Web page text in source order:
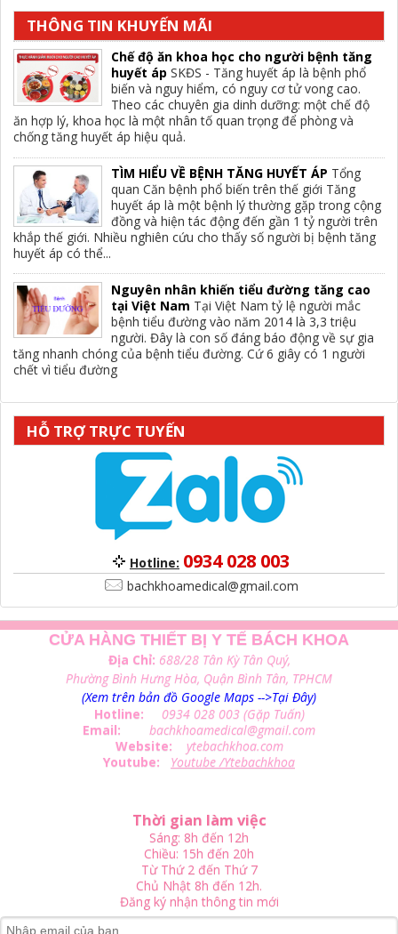
THÔNG TIN KHUYẾN MÃI
Chế độ ăn khoa học cho người bệnh tăng
huyết áp SKĐS - Tăng huyết áp là bệnh phổ
biến và nguy hiểm, có nguy cơ tử vong cao.
Theo các chuyên gia dinh dưỡng: một chế độ
ăn hợp lý, khoa học là một nhân tố quan trọng để phòng và
chống tăng huyết áp hiệu quả.
TÌM HIỂU VỀ BỆNH TĂNG HUYẾT ÁP Tổng
quan Căn bệnh phổ biến trên thế giới Tăng
huyết áp là một bệnh lý thường gặp trong cộng
đồng và hiện tác động đến gần 1 tỷ người trên
khắp thế giới. Nhiều nghiên cứu cho thấy số người bị bệnh tăng
huyết áp có thể...
Nguyên nhân khiến tiểu đường tăng cao
tại Việt Nam Tại Việt Nam tỷ lệ người mắc
bệnh tiểu đường vào năm 2014 là 3,3 triệu
người. Đây là con số đáng báo động về sự gia
tăng nhanh chóng của bệnh tiểu đường. Cứ 6 giây có 1 người
chết vì tiểu đường
HỖ TRỢ TRỰC TUYẾN
Hotline: 0934 028 003
bachkhoamedical@gmail.com
CỬA HÀNG THIẾT BỊ Y TẾ BÁCH KHOA
Địa Chỉ: 688/28 Tân Kỳ Tân Quý,
Phường Bình Hưng Hòa, Quận Bình Tân, TPHCM
(Xem trên bản đồ Google Maps -->Tại Đây)
Hotline: 0934 028 003 (Gặp Tuấn)
Email: bachkhoamedical@gmail.com
Website: ytebachkhoa.com
Youtube: Youtube /Ytebachkhoa
Thời gian làm việc
Sáng: 8h đến 12h
Chiều: 15h đến 20h
Từ Thứ 2 đến Thứ 7
Chủ Nhật 8h đến 12h.
Đăng ký nhận thông tin mới